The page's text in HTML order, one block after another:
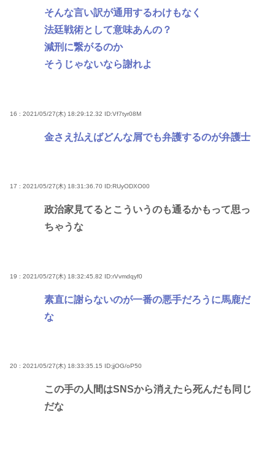
そんな言い訳が通用するわけもなく
法廷戦術として意味あんの？
減刑に繋がるのか
そうじゃないなら謝れよ
16 : 2021/05/27(木) 18:29:12.32 ID:Vf7tyr08M
金さえ払えばどんな屑でも弁護するのが弁護士
17 : 2021/05/27(木) 18:31:36.70 ID:RUyODXO00
政治家見てるとこういうのも通るかもって思っ
ちゃうな
19 : 2021/05/27(木) 18:32:45.82 ID:rVvmdqyf0
素直に謝らないのが一番の悪手だろうに馬鹿だ
な
20 : 2021/05/27(木) 18:33:35.15 ID:jjOG/oP50
この手の人間はSNSから消えたら死んだも同じ
だな